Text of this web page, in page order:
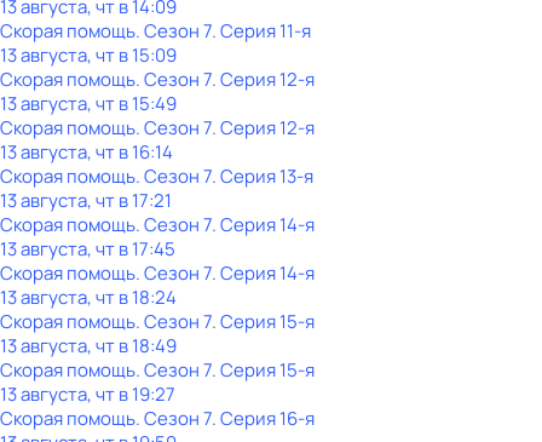
13 августа, чт в 14:09
Скорая помощь. Сезон 7. Серия 11-я
13 августа, чт в 15:09
Скорая помощь. Сезон 7. Серия 12-я
13 августа, чт в 15:49
Скорая помощь. Сезон 7. Серия 12-я
13 августа, чт в 16:14
Скорая помощь. Сезон 7. Серия 13-я
13 августа, чт в 17:21
Скорая помощь. Сезон 7. Серия 14-я
13 августа, чт в 17:45
Скорая помощь. Сезон 7. Серия 14-я
13 августа, чт в 18:24
Скорая помощь. Сезон 7. Серия 15-я
13 августа, чт в 18:49
Скорая помощь. Сезон 7. Серия 15-я
13 августа, чт в 19:27
Скорая помощь. Сезон 7. Серия 16-я